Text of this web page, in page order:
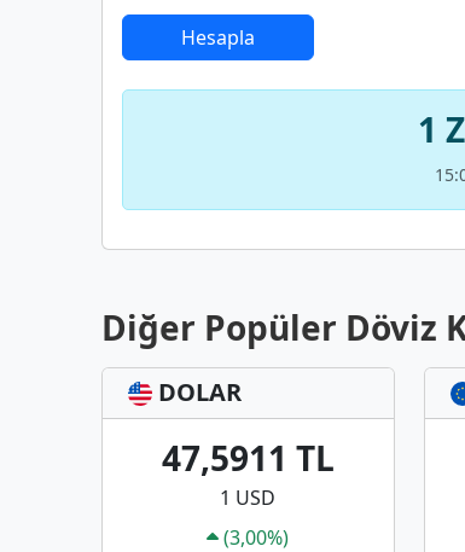
Hesapla
1
Diğer Popüler Döviz
DOLAR
47,5911 TL
1 USD
(3,00%)